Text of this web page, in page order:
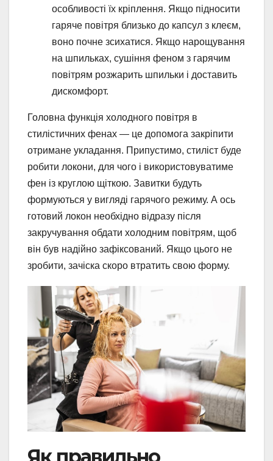
особливості їх кріплення. Якщо підносити
гаряче повітря близько до капсул з клеєм,
воно почне зсихатися. Якщо нарощування
на шпильках, сушіння феном з гарячим
повітрям розжарить шпильки і доставить
дискомфорт.
Головна функція холодного повітря в
стилістичних фенах — це допомога закріпити
отримане укладання. Припустимо, стиліст буде
робити локони, для чого і використовуватиме
фен із круглою щіткою. Завитки будуть
формуються у вигляді гарячого режиму. А ось
готовий локон необхідно відразу після
закручування обдати холодним повітрям, щоб
він був надійно зафіксований. Якщо цього не
зробити, зачіска скоро втратить свою форму.